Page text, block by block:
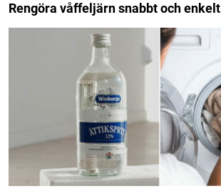
Rengöra våffeljärn snabbt och enkelt